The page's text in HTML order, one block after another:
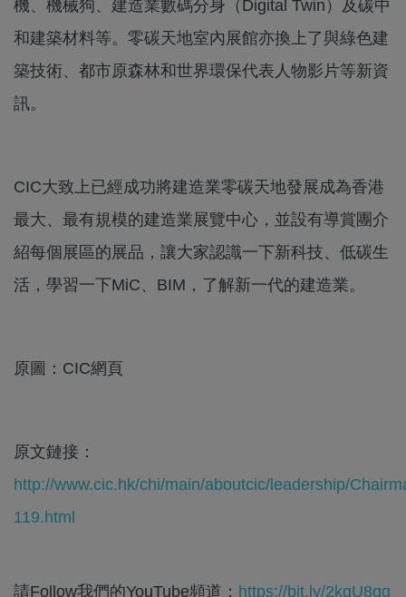
機、機械狗、建造業數碼分身（Digital Twin）及碳中
和建築材料等。零碳天地室內展館亦換上了與綠色建
築技術、都市原森林和世界環保代表人物影片等新資
訊。
CIC大致上已經成功將建造業零碳天地發展成為香港
最大、最有規模的建造業展覽中心，並設有導賞團介
紹每個展區的展品，讓大家認識一下新科技、低碳生
活，學習一下MiC、BIM，了解新一代的建造業。
原圖：CIC網頁
原文鏈接：
http://www.cic.hk/chi/main/aboutcic/leadership/
119.html
請Follow我們的YouTube頻道： https://bit.ly/2kgU8qg